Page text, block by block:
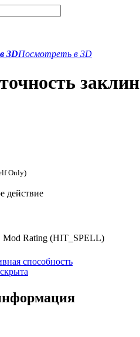
3DПосмотреть в 3D
Only)
действие
Mod Rating (HIT_SPELL)
способность